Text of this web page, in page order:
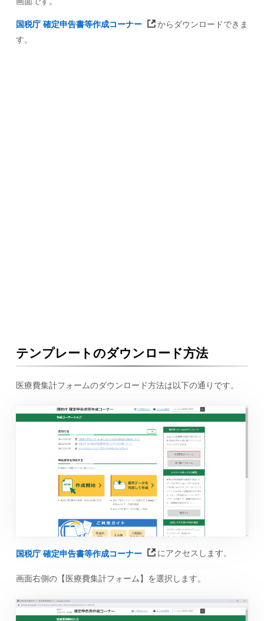
国税庁 確定申告書等作成コーナー
からダウンロードできま
す。
テンプレートのダウンロード方法
医療費集計フォームのダウンロード方法は以下の通りです。
国税庁 確定申告書等作成コーナー にアクセスします。
画面右側の【医療費集計フォーム】を選択します。